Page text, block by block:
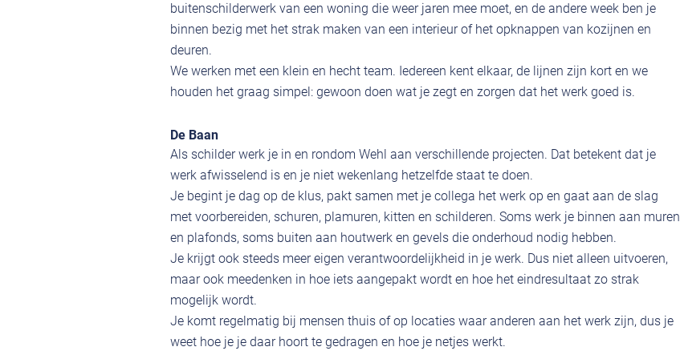
buitenschilderwerk van een woning die weer jaren mee moet, en de andere week ben je
binnen bezig met het strak maken van een interieur of het opknappen van kozijnen en
deuren.
We werken met een klein en hecht team. Iedereen kent elkaar, de lijnen zijn kort en we
houden het graag simpel: gewoon doen wat je zegt en zorgen dat het werk goed is.
De Baan
Als schilder werk je in en rondom Wehl aan verschillende projecten. Dat betekent dat je
werk afwisselend is en je niet wekenlang hetzelfde staat te doen.
Je begint je dag op de klus, pakt samen met je collega het werk op en gaat aan de slag
met voorbereiden, schuren, plamuren, kitten en schilderen. Soms werk je binnen aan muren
en plafonds, soms buiten aan houtwerk en gevels die onderhoud nodig hebben.
Je krijgt ook steeds meer eigen verantwoordelijkheid in je werk. Dus niet alleen uitvoeren,
maar ook meedenken in hoe iets aangepakt wordt en hoe het eindresultaat zo strak
mogelijk wordt.
Je komt regelmatig bij mensen thuis of op locaties waar anderen aan het werk zijn, dus je
weet hoe je je daar hoort te gedragen en hoe je netjes werkt.